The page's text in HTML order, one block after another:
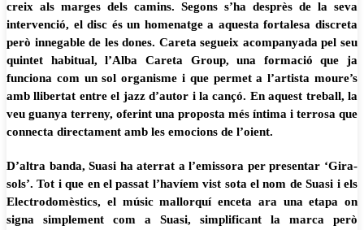
creix als marges dels camins. Segons s’ha desprès de la seva
intervenció, el disc és un homenatge a aquesta fortalesa discreta
però innegable de les dones. Careta segueix acompanyada pel seu
quintet habitual, l’Alba Careta Group, una formació que ja
funciona com un sol organisme i que permet a l’artista moure’s
amb llibertat entre el jazz d’autor i la cançó. En aquest treball, la
veu guanya terreny, oferint una proposta més íntima i terrosa que
connecta directament amb les emocions de l’oient.
D’altra banda, Suasi ha aterrat a l’emissora per presentar ‘Gira-
sols’. Tot i que en el passat l’havíem vist sota el nom de Suasi i els
Electrodomèstics, el músic mallorquí enceta ara una etapa on
signa simplement com a Suasi, simplificant la marca però